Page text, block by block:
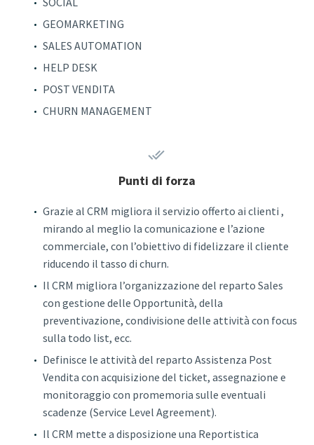
GEOMARKETING
SALES AUTOMATION
HELP DESK
POST VENDITA
CHURN MANAGEMENT


Punti di forza
Grazie al CRM migliora il servizio offerto ai clienti ,
mirando al meglio la comunicazione e l’azione
commerciale, con l’obiettivo di fidelizzare il cliente
riducendo il tasso di churn.
Il CRM migliora l’organizzazione del reparto Sales
con gestione delle Opportunità, della
preventivazione, condivisione delle attività con focus
sulla todo list, ecc.
Definisce le attività del reparto Assistenza Post
Vendita con acquisizione del ticket, assegnazione e
monitoraggio con promemoria sulle eventuali
scadenze (Service Level Agreement).
Il CRM mette a disposizione una Reportistica